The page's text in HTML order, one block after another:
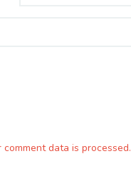
data is processed.